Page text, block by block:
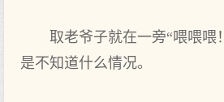
取老爷子就在一旁“喂喂喂
是不知道什么情况。